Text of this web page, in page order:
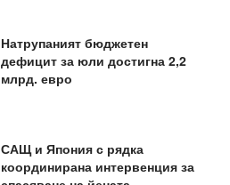
Натрупаният бюджетен
дефицит за юли достигна 2,2
млрд. евро
САЩ и Япония с рядка
координирана интервенция за